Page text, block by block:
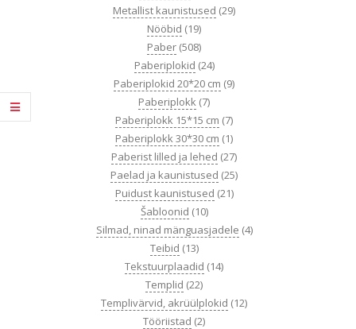
Metallist kaunistused (29)
Nööbid (19)
Paber (508)
Paberiplokid (24)
Paberiplokid 20*20 cm (9)
Paberiplokk (7)
Paberiplokk 15*15 cm (7)
Paberiplokk 30*30 cm (1)
Paberist lilled ja lehed (27)
Paelad ja kaunistused (25)
Puidust kaunistused (21)
Šabloonid (10)
Silmad, ninad mänguasjadele (4)
Teibid (13)
Tekstuurplaadid (14)
Templid (22)
Templivärvid, akrüülplokid (12)
Tööriistad (2)